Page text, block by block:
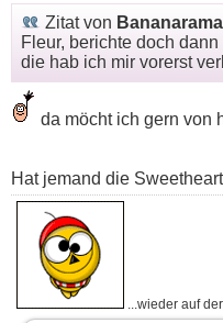
Zitat von Bananarama
Fleur, berichte doch
die hab ich mir vorerst
da möcht ich gern von
Hat jemand die
...wieder auf